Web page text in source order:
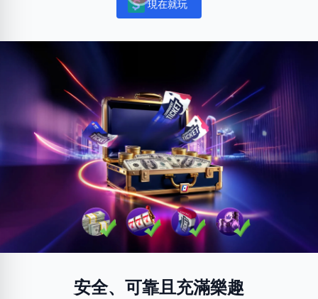
Notifications
現在就玩
安全、可靠且充滿樂趣